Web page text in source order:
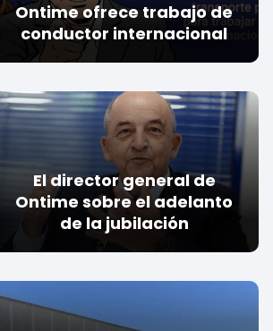
Ontime ofrece trabajo de
conductor internacional
El director general de
Ontime sobre el adelanto
de la jubilación